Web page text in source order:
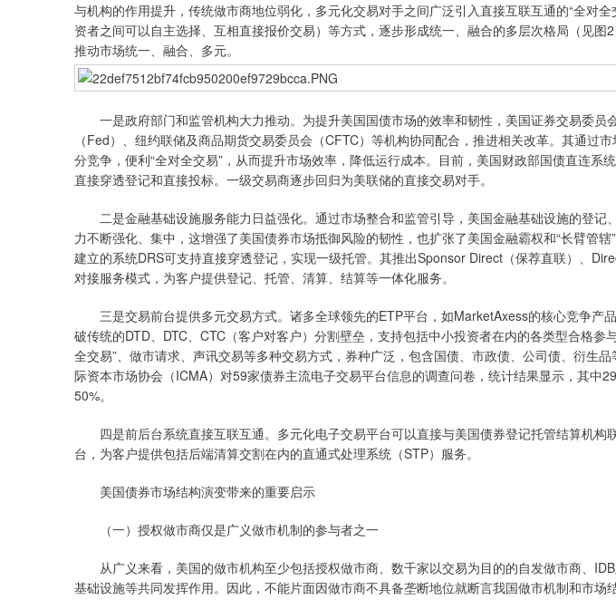
与机构的作用提升，传统做市商地位弱化，多元化交易对手之间广泛引入直接互联互通的“全对
资者之间可以自主选择、互相直接报价交易）等方式，逐步形成统一、融合的多层次格局（见图
推动市场统一、融合、多元。
一是政府部门和监管机构大力推动。为提升美国国债市场的效率和韧性，美国证券交易委员
（Fed）、纽约联储及商品期货交易委员会（CFTC）等机构协同配合，推进相关改革。其通过
分竞争，便利“全对全交易”，从而提升市场效率，降低运行成本。目前，美国财政部国债直连系
直接穿透登记和直接投标。一级交易商逐步回归为美联储的直接交易对手。
二是金融基础设施服务能力日益强化。通过市场整合和监管引导，美国金融基础设施的登记
力不断强化、集中，这增强了美国债券市场抵御风险的韧性，也扩张了美国金融霸权和“长臂管辖
建立的系统DRS可支持直接穿透登记，实现一级托管。其推出Sponsor Direct（保荐直联）、
对接服务模式，为客户提供登记、托管、清算、结算等一体化服务。
三是交易前台提供多元交易方式。诸多全球领先的ETP平台，如MarketAxess的核心竞争产
破传统的DTD、DTC、CTC（客户对客户）分割壁垒，支持包括中小投资者在内的各类型合格参
全交易”、做市请求、声讯交易等多种交易方式，券种广泛，包含国债、市政债、公司债、衍生
际资本市场协会（ICMA）对59家债券主流电子交易平台信息的调查问卷，统计结果显示，其中
50%。
四是前后台系统直接互联互通。多元化电子交易平台可以直接与美国债券登记托管结算机构
台，为客户提供包括后端清算交割在内的直通式处理系统（STP）服务。
美国债券市场结构演变带来的重要启示
（一）授权做市商仅是广义做市机制的参与者之一
从广义来看，美国的做市机构至少包括授权做市商、数千家以交易为目的的自发做市商、
基础设施等共同发挥作用。因此，不能片面因做市商不具备垄断地位就断言我国做市机制和市场